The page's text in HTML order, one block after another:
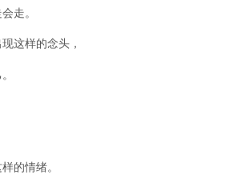
走。
这样的念头，
的情绪。